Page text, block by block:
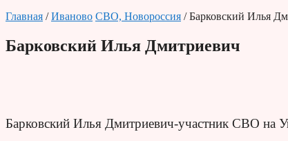
Главная /Иваново СВО, Новороссия / Барковский Илья
Барковский Илья Дмитриевич
Барковский Илья Дмитриевич-участник СВО на